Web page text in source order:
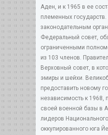
Аден, и к 1965 в ее
племенных
законодательным
Федеральный совет,
ограниченными
из 103 членов.
Верховный совет, в
эмиры и шейхи.
предоставить новому
независимость к 1968,
своей военной базы в
лидеров
оккупированного юга